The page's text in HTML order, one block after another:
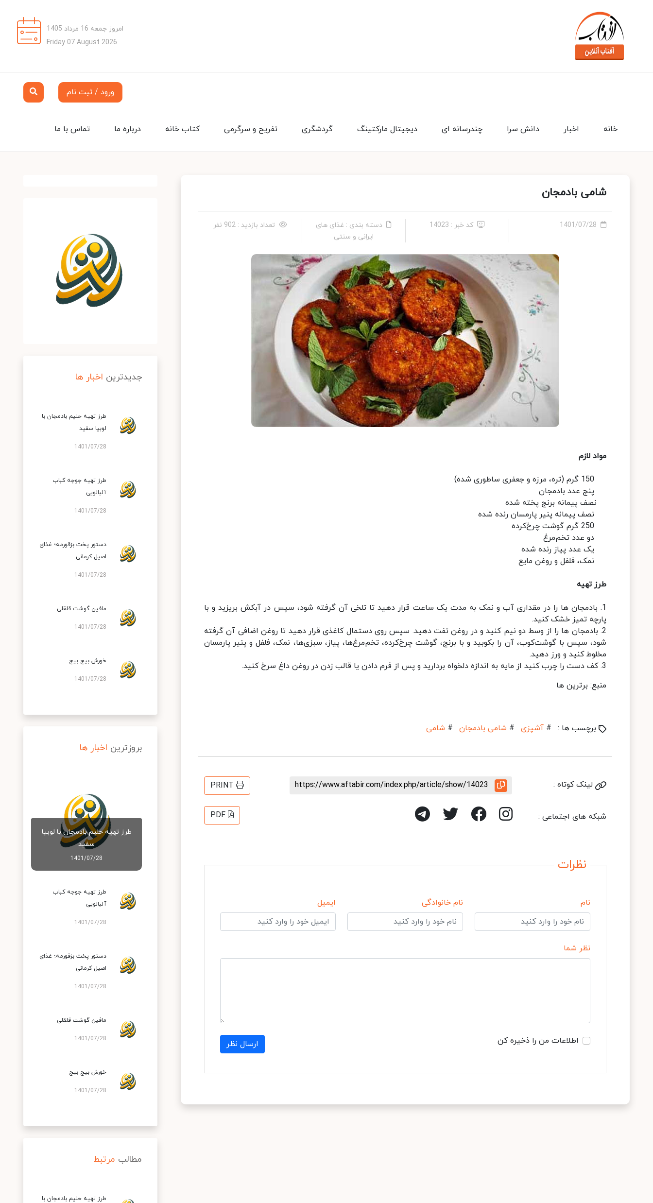
امروز جمعه 16 مرداد 1405
Friday 07 August 2026
ورود / ثبت نام
تماس با ما درباره ما کتاب خانه تفریح و سرگرمی گردشگری دیجیتال مارکتینگ چندرسانه ای دانش سرا اخبار خانه
شامی بادمجان
1401/07/28 کد خبر : 14023
دسته بندی : غذای های
ایرانی و سنتی
تعداد بازدید : 902 نفر
مواد لازم
پنج عدد بادمجان
نصف پیمانه برنج پخته شده
نصف پیمانه پنیر پارمسان رنده شده
دو عدد تخم‌مرغ
یک عدد پیاز رنده شده
نمک، فلفل و روغن مایع
طرز تهیه
1. بادمجان ها را در مقداری آب و نمک به مدت یک ساعت قرار ‌دهید تا تلخی آن گرفته شود، سپس در آبکش بریزید و با
پارچه تمیز خشک کنید.
2. بادمجان ها را از وسط دو نیم کنید و در روغن تفت دهید. سپس روی دستمال کاغذی قرار ‌دهید تا روغن اضافی آن گرفته
شود، سپس با گوشت‌کوب، آن را بکوبید و با برنج، گوشت چرخ‌کرده، تخم‌مرغ‌ها، پیاز، سبزی‌ها، نمک، فلفل و پنیر پارمسان
مخلوط کنید و ورز دهید.
3. کف دست را چرب کنید از مایه به اندازه دلخواه بردارید و پس از فرم دادن یا قالب زدن در روغن داغ سرخ کنید.
منبع: برترین ها
برچسب ها : # آشپزی # شامی بادمجان # شامی
لینک کوتاه : https://www.aftabir.com/index.php/article/show/14023
PRINT
شبکه های اجتماعی : PDF
نظرات
نام نام خانوادگی ایمیل
نظر شما
اطلاعات من را ذخیره کن ارسال نظر
جدیدترین اخبار ها
طرز تهیه حلیم بادمجان با
لوبیا سفید
1401/07/28
طرز تهیه جوجه کباب
آلبالویی
1401/07/28
دستور پخت بزقورمه؛ غذای
اصیل کرمانی
1401/07/28
مافین گوشت قلقلی
1401/07/28
خورش بیج بیج
1401/07/28
بروزترین اخبار ها
طرز تهیه حلیم بادمجان با لوبیا
سفید
1401/07/28
طرز تهیه جوجه کباب
آلبالویی
1401/07/28
دستور پخت بزقورمه؛ غذای
اصیل کرمانی
1401/07/28
مافین گوشت قلقلی
1401/07/28
خورش بیج بیج
1401/07/28
مطالب مرتبط
طرز تهیه حلیم بادمجان با